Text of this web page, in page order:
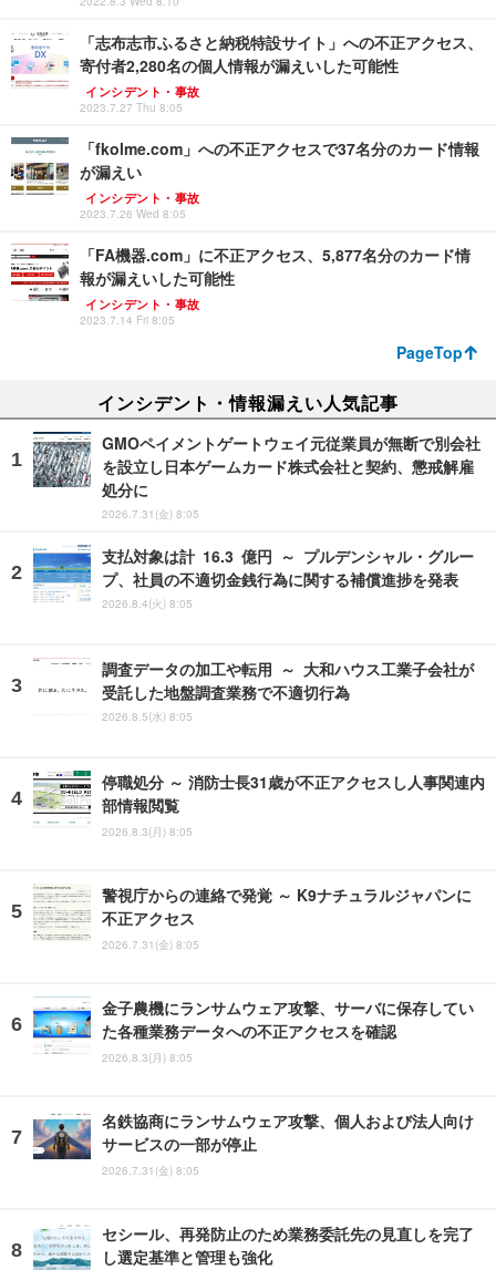
「志布志市ふるさと納税特設サイト」への不正アクセス、
寄付者2,280名の個人情報が漏えいした可能性
インシデント・事故
2023.7.27 Thu 8:05
「fkolme.com」への不正アクセスで37名分のカード情報
が漏えい
インシデント・事故
2023.7.26 Wed 8:05
「FA機器.com」に不正アクセス、5,877名分のカード情
報が漏えいした可能性
インシデント・事故
2023.7.14 Fri 8:05
PageTop
インシデント・情報漏えい人気記事
GMOペイメントゲートウェイ元従業員が無断で別会社
を設立し日本ゲームカード株式会社と契約、懲戒解雇
処分に
2026.7.31(金) 8:05
支払対象は計 16.3 億円 ～ プルデンシャル・グルー
プ、社員の不適切金銭行為に関する補償進捗を発表
2026.8.4(火) 8:05
調査データの加工や転用 ～ 大和ハウス工業子会社が
受託した地盤調査業務で不適切行為
2026.8.5(水) 8:05
停職処分 ～ 消防士長31歳が不正アクセスし人事関連内
部情報閲覧
2026.8.3(月) 8:05
警視庁からの連絡で発覚 ～ K9ナチュラルジャパンに
不正アクセス
2026.7.31(金) 8:05
金子農機にランサムウェア攻撃、サーバに保存してい
た各種業務データへの不正アクセスを確認
2026.8.3(月) 8:05
名鉄協商にランサムウェア攻撃、個人および法人向け
サービスの一部が停止
2026.7.31(金) 8:05
セシール、再発防止のため業務委託先の見直しを完了
し選定基準と管理も強化